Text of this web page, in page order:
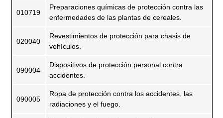
010719
Preparaciones químicas de protección contra las
enfermedades de las plantas de cereales.
020040
Revestimientos de protección para chasis de
vehículos.
090004
Dispositivos de protección personal contra
accidentes.
090005
Ropa de protección contra los accidentes, las
radiaciones y el fuego.